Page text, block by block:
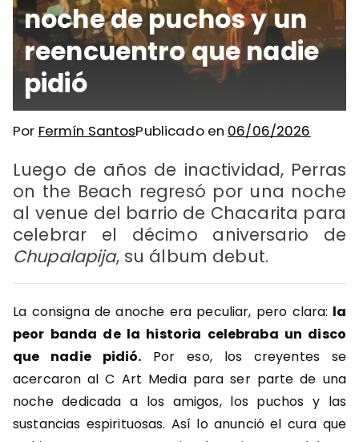
noche de puchos y un
reencuentro que nadie
pidió
Por Fermín SantosPublicado en 06/06/2026
Luego de años de inactividad, Perras
on the Beach regresó por una noche
al venue del barrio de Chacarita para
celebrar el décimo aniversario de
Chupalapija, su álbum debut.
La consigna de anoche era peculiar, pero clara: la
peor banda de la historia celebraba un disco
que nadie pidió. Por eso, los creyentes se
acercaron al C Art Media para ser parte de una
noche dedicada a los amigos, los puchos y las
sustancias espirituosas. Así lo anunció el cura que